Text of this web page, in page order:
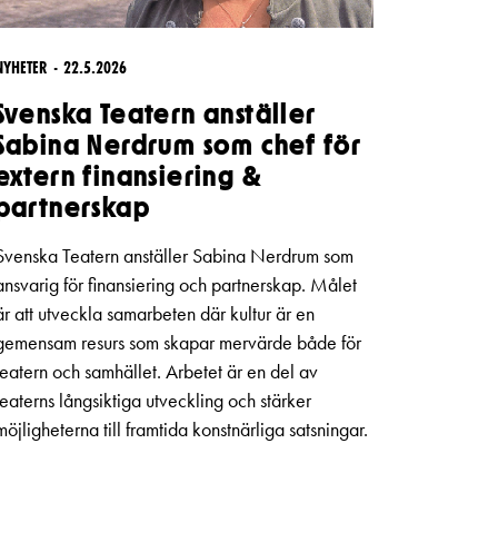
22.5.2026
Teatern anställer
Nerdrum som chef för
finansiering &
Teatern anställer Sabina Nerdrum som
för finansiering och partnerskap. Målet
att utveckla samarbeten där kultur är en
resurs som skapar mervärde både för
och samhället. Arbetet är en del av
långsiktiga utveckling och stärker
till framtida konstnärliga satsningar.